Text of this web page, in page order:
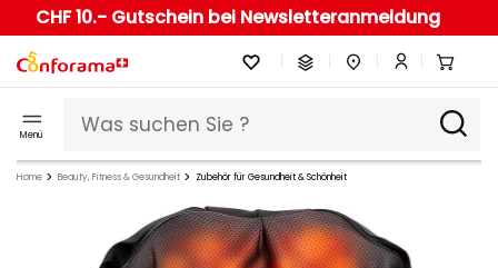
CHF 10.- Gutschein bei Newsletteranmeldung
Menü
Home Beauty, Fitness & Gesundheit Zubehör für Gesundheit & Schönheit